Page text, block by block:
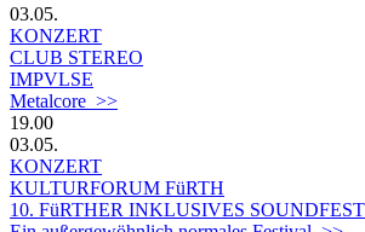
03.05.
KONZERT
CLUB STEREO
IMPVLSE
Metalcore >>
19.00
03.05.
KONZERT
KULTURFORUM FüRTH
10. FüRTHER INKLUSIVES